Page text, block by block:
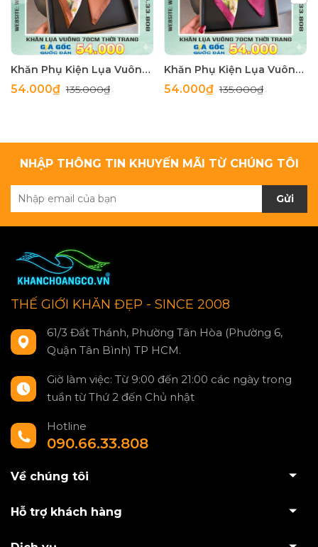
Khăn Phụ Kiện Lụa Vuông 70cm - Thế Giới Khăn Đẹp C1062_4
54.000₫135.000₫
Khăn Phụ Kiện Lụa Vuông 70cm - Thế Giới Khăn Đẹp C1062_3
54.000₫135.000₫
NHẬP THÔNG TIN KHUYẾN MÃI TỪ CHÚNG TÔI
Gửi
THẾ GIỚI KHĂN ĐẸP - SINCE 2008
61/3 Đất Thánh, Phường Tân Hòa (Phường 6,
Quận Tân Bình) TP HCM.
Giờ làm việc: Từ 9:00 đến 21:00 các ngày trong
tuần từ Thứ 2 đến Chủ nhật
Hotline
090.66.33.808
Về chúng tôi
Hỗ trợ khách hàng